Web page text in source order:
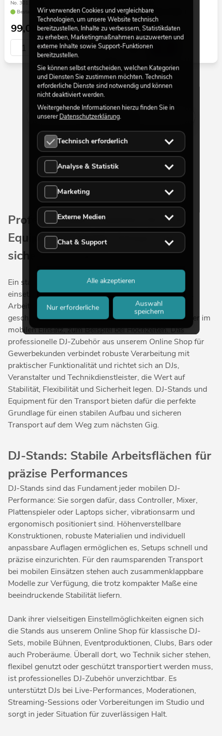
No. 30110038
Bestand reicht ca. 12 Wo.
99,00€
Bestand reicht ca. 12 Wo.
349,00€
30 von 73
Mehr anzeigen
Professionelles Zubehör für's DJ-
Equipment: Stabile Setups und
sicherer Transport
Ein starkes DJ-Set beginnt lange bevor der erste Beat
einsetzt. Es entsteht dort, wo Equipment sicher steht,
Arbeitsabläufe fließen und jedes Gerät zuverlässig
geschützt ist – ob im Club, auf der Stadtfestbühne oder im
mobilen Einsatz, zum Beispiel bei Hochzeiten. Das
professionelle DJ-Zubehör aus unserem Online Shop für
Gewerbekunden verbindet robuste Verarbeitung mit
praktischer Funktionalität und richtet sich an DJs,
Veranstalter und Technikdienstleister, die Wert auf
Stabilität, Flexibilität und Sicherheit legen. DJ-Stands und
Equipment für den Transport bieten dafür die perfekte
Grundlage für einen stabilen Aufbau und sicheren
Transport auf dem Weg zum nächsten Gig.
DJ-Stands: Stabile Arbeitsflächen für
präzise Performances
DJ-Stands sind das Fundament jeder mobilen DJ-
Performance: Sie sorgen dafür, dass Controller, Mixer,
Plattenspieler oder Laptops sicher, vibrationsarm und
ergonomisch positioniert sind. Höhenverstellbare
Konstruktionen, robuste Materialien und individuell
anpassbare Auflagen ermöglichen es, Setups schnell und
präzise einzurichten. Für den raumsparenden Transport
bei mobilen Einsätzen stehen auch zusammenklappbare
Modelle zur Verfügung, die trotz kompakter Maße eine
beeindruckende Stabilität liefern.
Dank ihrer vielseitigen Einstellmöglichkeiten eignen sich
die Stands aus unserem Online Shop für klassische DJ-
Sets, mobile Bühnen, Eventproduktionen, Clubs, Bars oder
auch Proberäume. Überall dort, wo Technik sicher stehen,
flexibel genutzt oder geschützt transportiert werden muss,
ist professionelles DJ-Zubehör unverzichtbar. Es
unterstützt DJs bei Live-Performances, Moderationen,
Streaming-Sessions oder Vorbereitungen im Studio und
sorgt in jeder Situation für zuverlässigen Halt.
Wir verwenden Cookies und vergleichbare
Technologien, um unsere Website technisch
bereitzustellen, Inhalte zu verbessern, Statistikdaten
zu erheben, Marketingmaßnahmen auszuwerten und
externe Inhalte sowie Support-Funktionen
bereitzustellen.
Sie können selbst entscheiden, welchen Kategorien
und Diensten Sie zustimmen möchten. Technisch
erforderliche Dienste sind notwendig und können
nicht deaktiviert werden.
Weitergehende Informationen hierzu finden Sie in
unsererDatenschutzerklärung.
Technisch erforderlich
Analyse & Statistik
Marketing
Externe Medien
Chat & Support
Nur erforderliche
Auswahl
speichern
Alle akzeptieren